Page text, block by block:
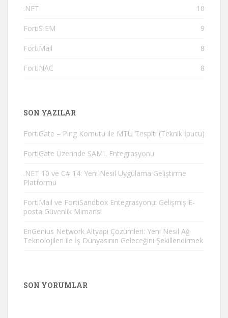
.NET 10
FortiSIEM 9
FortiMail 8
FortiNAC 8
SON YAZILAR
FortiGate – Ping Komutu ile MTU Tespiti (Teknik İpucu)
FortiGate Üzerinde SAML Entegrasyonu
.NET 10 ve C# 14: Yeni Nesil Uygulama Geliştirme
Platformu
FortiMail ve FortiSandbox Entegrasyonu: Gelişmiş E-
posta Güvenlik Mimarisi
EnGenius Network Altyapı Çözümleri: Yeni Nesil Ağ
Teknolojileri ile İş Dünyasının Geleceğini Şekillendirmek
SON YORUMLAR